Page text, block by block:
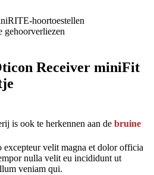
hoortoestellen
gehoorverliezen
Receiver miniFit
is ook te herkennen aan de bruine
excepteur velit magna et dolor officia
nulla velit eu incididunt ut
veniam qui.